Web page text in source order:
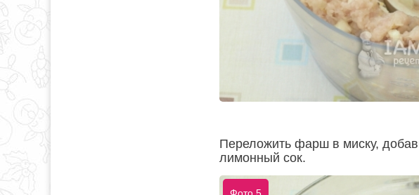
Переложить фарш в миску,
лимонный сок.